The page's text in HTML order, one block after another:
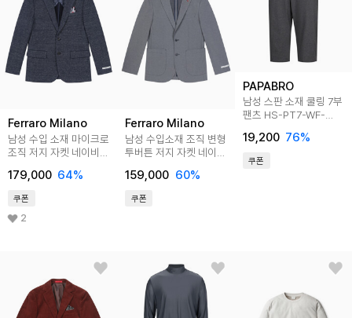
Ferraro Milano
남성 수입 소재 마이크로
조직 저지 자켓 네이비
179,000 64%
쿠폰
2
Ferraro Milano
남성 수입소재 조직 변형
투버튼 저지 자켓 네이비
159,000 60%
쿠폰
PAPABRO
남성 스판 소재 쿨링 7부
팬츠 HS-PT7-WF-
19,200 76%
쿠폰